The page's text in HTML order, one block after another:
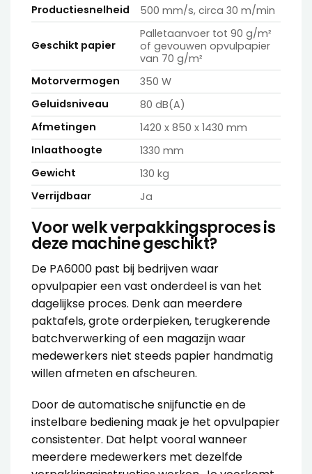
Productiesnelheid
500 mm/s, circa 30 m/min
Geschikt papier
Palletaanvoer tot 90 g/m²
of gevouwen opvulpapier
van 70 g/m²
Motorvermogen
350 W
Geluidsniveau
80 dB(A)
Afmetingen
1420 x 850 x 1430 mm
Inlaathoogte
1330 mm
Gewicht
130 kg
Verrijdbaar
Ja
Voor welk verpakkingsproces is
deze machine geschikt?
De PA6000 past bij bedrijven waar
opvulpapier een vast onderdeel is van het
dagelijkse proces. Denk aan meerdere
paktafels, grote orderpieken, terugkerende
batchverwerking of een magazijn waar
medewerkers niet steeds papier handmatig
willen afmeten en afscheuren.
Door de automatische snijfunctie en de
instelbare bediening maak je het opvulpapier
consistenter. Dat helpt vooral wanneer
meerdere medewerkers met dezelfde